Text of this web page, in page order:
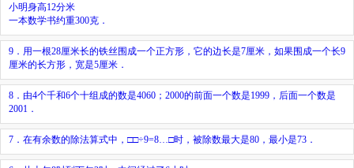
小明身高12分米
一本数学书约重300克．
9．用一根28厘米长的铁丝围成一个正方形，它的边长是7厘米，如果围成一个长9
厘米的长方形，宽是5厘米．
8．由4个千和6个十组成的数是4060；2000的前面一个数是1999，后面一个数是
2001．
7．在有余数的除法算式中，□□÷9=8…□时，被除数最大是80，最小是73．